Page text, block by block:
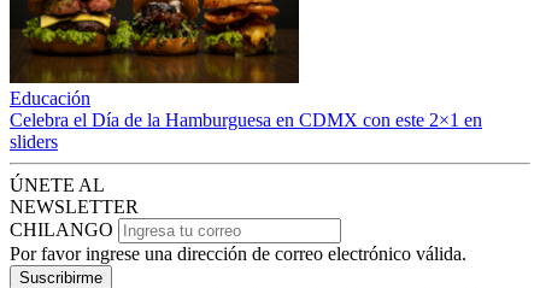
Educación
Celebra el Día de la Hamburguesa en CDMX con este 2×1 en
sliders
ÚNETE AL
NEWSLETTER
CHILANGO
Por favor ingrese una dirección de correo electrónico válida.
Suscribirme